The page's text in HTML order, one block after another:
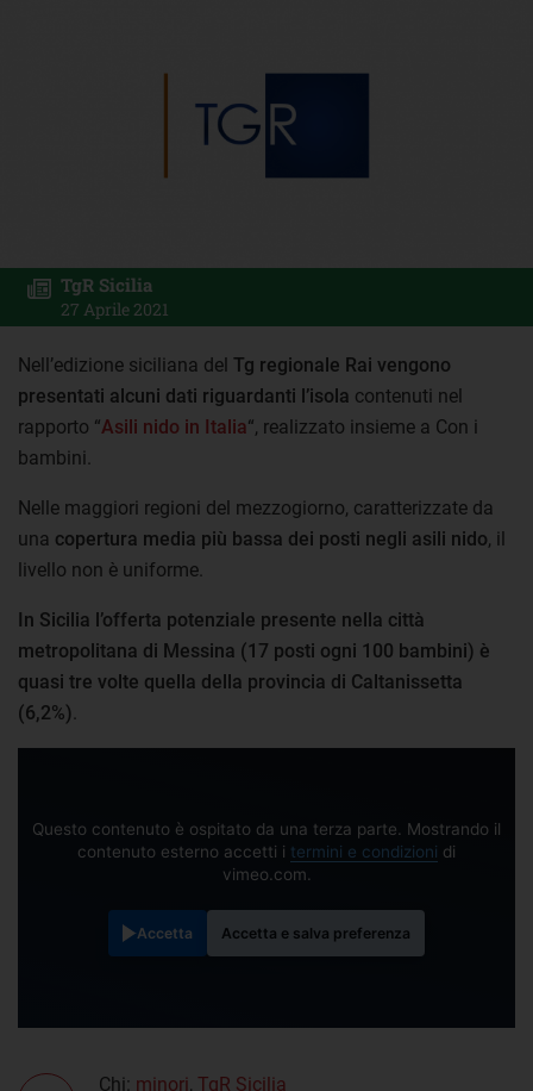
TgR Sicilia
27 Aprile 2021
Nell’edizione siciliana del Tg regionale Rai vengono
presentati alcuni dati riguardanti l’isola contenuti nel
rapporto “Asili nido in Italia“, realizzato insieme a Con i
bambini.
Nelle maggiori regioni del mezzogiorno, caratterizzate da
una copertura media più bassa dei posti negli asili nido, il
livello non è uniforme.
In Sicilia l’offerta potenziale presente nella città
metropolitana di Messina (17 posti ogni 100 bambini) è
quasi tre volte quella della provincia di Caltanissetta
(6,2%)
Questo contenuto è ospitato da una terza parte. Mostrando il
contenuto esterno accetti i termini e condizioni di
vimeo.com.
Accetta Accetta e salva preferenza
Chi: minori, TgR Sicilia